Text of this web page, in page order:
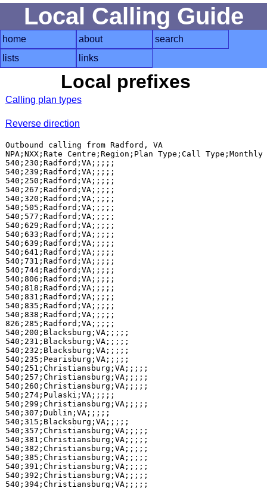
Local Calling Guide
home about
search
lists
links
Local prefixes
Calling plan types
Reverse direction
Outbound calling from Radford, VA
NPA;NXX;Rate Centre;Region;Plan Type;Call
540;230;Radford;VA;;;;;
540;239;Radford;VA;;;;;
540;250;Radford;VA;;;;;
540;267;Radford;VA;;;;;
540;320;Radford;VA;;;;;
540;505;Radford;VA;;;;;
540;577;Radford;VA;;;;;
540;629;Radford;VA;;;;;
540;633;Radford;VA;;;;;
540;639;Radford;VA;;;;;
540;641;Radford;VA;;;;;
540;731;Radford;VA;;;;;
540;744;Radford;VA;;;;;
540;806;Radford;VA;;;;;
540;818;Radford;VA;;;;;
540;831;Radford;VA;;;;;
540;835;Radford;VA;;;;;
540;838;Radford;VA;;;;;
826;285;Radford;VA;;;;;
540;200;Blacksburg;VA;;;;;
540;231;Blacksburg;VA;;;;;
540;232;Blacksburg;VA;;;;;
540;235;Pearisburg;VA;;;;;
540;251;Christiansburg;VA;;;;;
540;257;Christiansburg;VA;;;;;
540;260;Christiansburg;VA;;;;;
540;274;Pulaski;VA;;;;;
540;299;Christiansburg;VA;;;;;
540;307;Dublin;VA;;;;;
540;315;Blacksburg;VA;;;;;
540;357;Christiansburg;VA;;;;;
540;381;Christiansburg;VA;;;;;
540;382;Christiansburg;VA;;;;;
540;385;Christiansburg;VA;;;;;
540;391;Christiansburg;VA;;;;;
540;392;Christiansburg;VA;;;;;
540;394;Christiansburg;VA;;;;;